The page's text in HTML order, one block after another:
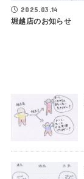
2025.03.14
堀越店のお知らせ